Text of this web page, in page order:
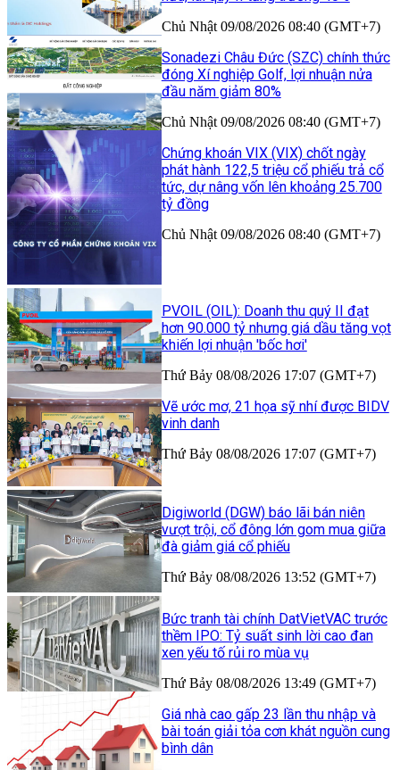
Chủ Nhật 09/08/2026 08:40 (GMT+7)
Sonadezi Châu Đức (SZC) chính thức
đóng Xí nghiệp Golf, lợi nhuận nửa
đầu năm giảm 80%
Chủ Nhật 09/08/2026 08:40 (GMT+7)
Chứng khoán VIX (VIX) chốt ngày
phát hành 122,5 triệu cổ phiếu trả cổ
tức, dự nâng vốn lên khoảng 25.700
tỷ đồng
Chủ Nhật 09/08/2026 08:40 (GMT+7)
PVOIL (OIL): Doanh thu quý II đạt
hơn 90.000 tỷ nhưng giá dầu tăng vọt
khiến lợi nhuận 'bốc hơi'
Thứ Bảy 08/08/2026 17:07 (GMT+7)
Vẽ ước mơ, 21 họa sỹ nhí được BIDV
vinh danh
Thứ Bảy 08/08/2026 17:07 (GMT+7)
Digiworld (DGW) báo lãi bán niên
vượt trội, cổ đông lớn gom mua giữa
đà giảm giá cổ phiếu
Thứ Bảy 08/08/2026 13:52 (GMT+7)
Bức tranh tài chính DatVietVAC trước
thềm IPO: Tỷ suất sinh lời cao đan
xen yếu tố rủi ro mùa vụ
Thứ Bảy 08/08/2026 13:49 (GMT+7)
Giá nhà cao gấp 23 lần thu nhập và
bài toán giải tỏa cơn khát nguồn cung
bình dân